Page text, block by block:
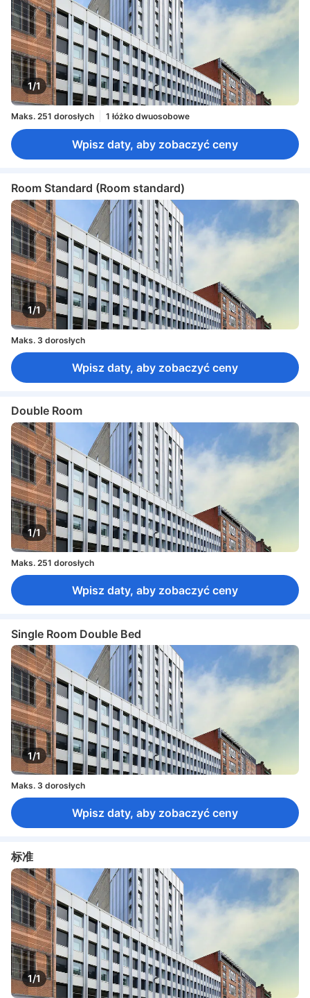
1/1
Maks. 251 dorosłych 1 łóżko dwuosobowe
Wpisz daty, aby zobaczyć ceny
Room Standard (Room standard)
1/1
Maks. 3 dorosłych
Wpisz daty, aby zobaczyć ceny
Double Room
1/1
Maks. 251 dorosłych
Wpisz daty, aby zobaczyć ceny
Single Room Double Bed
1/1
Maks. 3 dorosłych
Wpisz daty, aby zobaczyć ceny
标准
1/1